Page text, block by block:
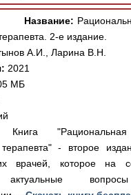
Название:
2-е издание.
А.И., Ларина В.Н.
2021
МБ
"Рациональная
- второе
врачей, которое на
вопросы